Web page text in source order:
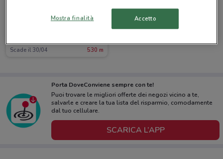
Scade il 30/04 530 m
Porta DoveConviene sempre con te!
Puoi trovare le migliori offerte dei negozi vicino a te,
salvarle e creare la tua lista del risparmio, comodamente
dal tuo cellulare.
SCARICA L’APP
Mostra finalità Accetto